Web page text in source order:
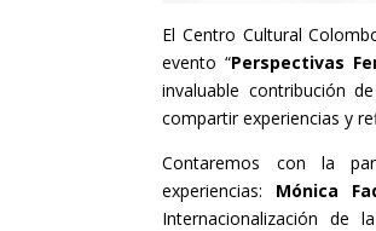
El Centro Cultural
evento “Perspectivas
invaluable contribución
compartir experiencias y
Contaremos con la
experiencias: Mónica
Internacionalización de